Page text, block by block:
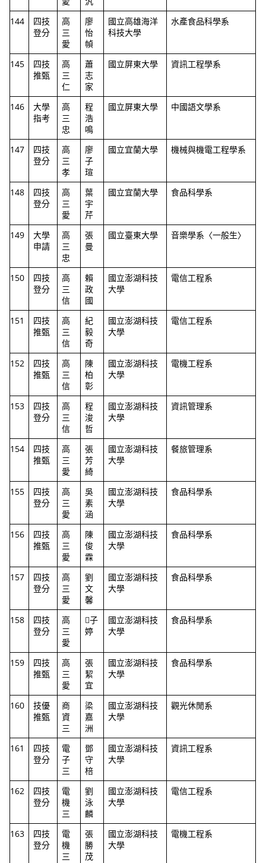
144
四技
登分
高
三
愛
廖
怡
幀
國立高雄海洋
科技大學
水產食品科學系
145
四技
推甄
高
三
仁
蕭
志
家
國立屏東大學 資訊工程學系
146
大學
指考
高
三
忠
程
浩
鳴
國立屏東大學 中國語文學系
147
四技
登分
高
三
孝
廖
子
瑄
國立宜蘭大學 機械與機電工程學系
148
四技
登分
高
三
愛
葉
宇
芹
國立宜蘭大學 食品科學系
149
大學
申請
高
三
忠
張
曼
國立臺東大學 音樂學系〈一般生〉
150
四技
登分
高
三
信
賴
政
國
國立澎湖科技
大學
電信工程系
151
四技
推甄
高
三
信
紀
毅
奇
國立澎湖科技
大學
電信工程系
152
四技
推甄
高
三
信
陳
柏
彰
國立澎湖科技
大學
電機工程系
153
四技
登分
高
三
信
程
浚
哲
國立澎湖科技
大學
資訊管理系
154
四技
推甄
高
三
愛
張
芳
綺
國立澎湖科技
大學
餐旅管理系
155
四技
登分
高
三
愛
吳
素
涵
國立澎湖科技
大學
食品科學系
156
四技
推甄
高
三
愛
陳
俊
霖
國立澎湖科技
大學
食品科學系
157
四技
登分
高
三
愛
劉
文
馨
國立澎湖科技
大學
食品科學系
158
四技
登分
高
三
愛
子
婷
國立澎湖科技
大學
食品科學系
159
四技
推甄
高
三
愛
張
絜
宜
國立澎湖科技
大學
食品科學系
160
技優
推甄
商
資
三
梁
嘉
洲
國立澎湖科技
大學
觀光休閒系
161
四技
登分
電
子
三
鄧
守
棓
國立澎湖科技
大學
資訊工程系
162
四技
登分
電
機
三
劉
泳
麟
國立澎湖科技
大學
電信工程系
163
四技
登分
電
機
三
張
勝
茂
國立澎湖科技
大學
電機工程系